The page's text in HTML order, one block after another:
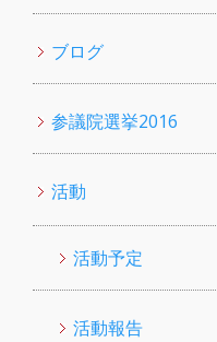
ブログ
参議院選挙2016
活動
活動予定
活動報告